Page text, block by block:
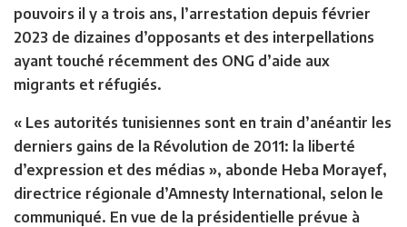
pouvoirs il y a trois ans, l’arrestation depuis février
2023 de dizaines d’opposants et des interpellations
ayant touché récemment des ONG d’aide aux
migrants et réfugiés.
« Les autorités tunisiennes sont en train d’anéantir les
derniers gains de la Révolution de 2011: la liberté
d’expression et des médias », abonde Heba Morayef,
directrice régionale d’Amnesty International, selon le
communiqué. En vue de la présidentielle prévue à